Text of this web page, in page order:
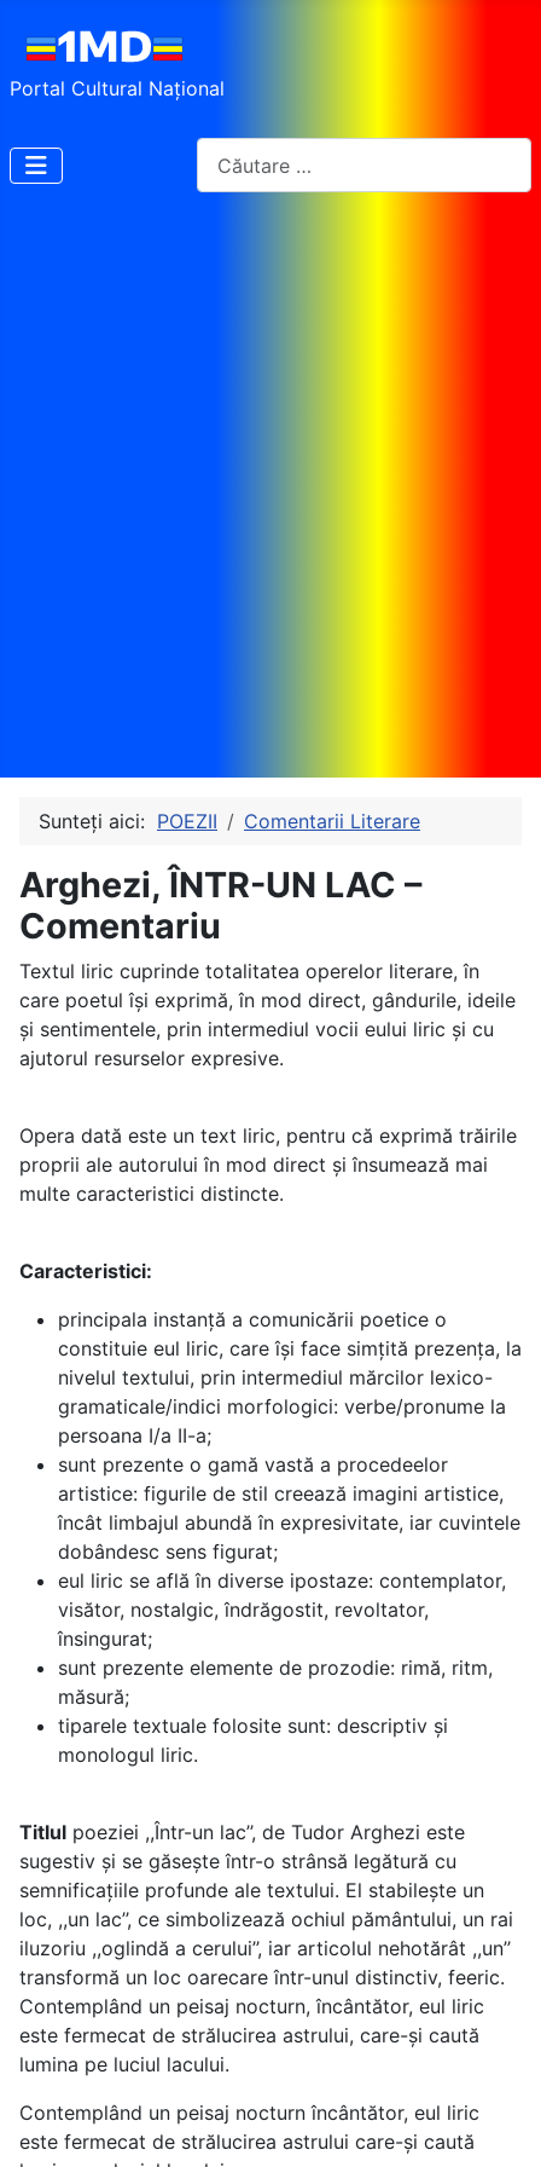
Portal Cultural Național
Sunteți aici: POEZII Comentarii Literare
Arghezi, ÎNTR-UN LAC –
Comentariu
Textul liric cuprinde totalitatea operelor literare, în
care poetul își exprimă, în mod direct, gândurile, ideile
și sentimentele, prin intermediul vocii eului liric și cu
ajutorul resurselor expresive.
Opera dată este un text liric, pentru că exprimă trăirile
proprii ale autorului în mod direct și însumează mai
multe caracteristici distincte.
Caracteristici:
principala instanță a comunicării poetice o
constituie eul liric, care își face simțită prezența, la
nivelul textului, prin intermediul mărcilor lexico-
gramaticale/indici morfologici: verbe/pronume la
persoana I/a II-a;
sunt prezente o gamă vastă a procedeelor
artistice: figurile de stil creează imagini artistice,
încât limbajul abundă în expresivitate, iar cuvintele
dobândesc sens figurat;
eul liric se află în diverse ipostaze: contemplator,
visător, nostalgic, îndrăgostit, revoltator,
însingurat;
sunt prezente elemente de prozodie: rimă, ritm,
măsură;
tiparele textuale folosite sunt: descriptiv și
monologul liric.
Titlul poeziei ,,Într-un lac’’, de Tudor Arghezi este
sugestiv și se găsește într-o strânsă legătură cu
semnificațiile profunde ale textului. El stabilește un
loc, ,,un lac’’, ce simbolizează ochiul pământului, un rai
iluzoriu ,,oglindă a cerului’’, iar articolul nehotărât ,,un’’
transformă un loc oarecare într-unul distinctiv, feeric.
Contemplând un peisaj nocturn, încântător, eul liric
este fermecat de strălucirea astrului, care-și caută
lumina pe luciul lacului.
Contemplând un peisaj nocturn încântător, eul liric
este fermecat de strălucirea astrului care-și caută